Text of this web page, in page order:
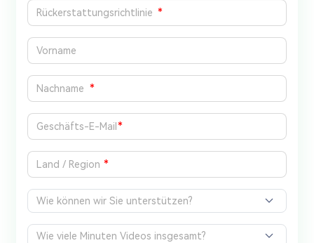
*
*
*
*
Wie können wir Sie unterstützen?
Wie viele Minuten Videos insgesamt?